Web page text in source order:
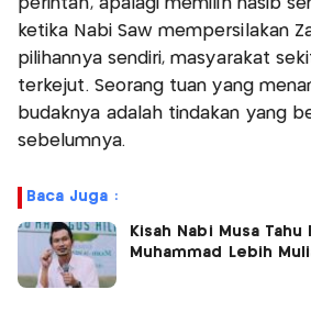
perintah, apalagi memilih nasib
ketika Nabi Saw mempersilakan
pilihannya sendiri, masyarakat
terkejut. Seorang tuan yang
budaknya adalah tindakan yang
sebelumnya.
Baca Juga :
Kisah Nabi Musa Tahu
Muhammad Lebih